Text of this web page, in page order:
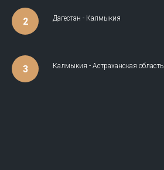
Дагестан - Калмыкия
Калмыкия - Астраханская область